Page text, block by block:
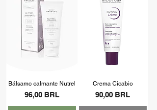
Bálsamo calmante Nutrel
Precio
96,00 BRL
Crema Cicabio
Precio
90,00 BRL